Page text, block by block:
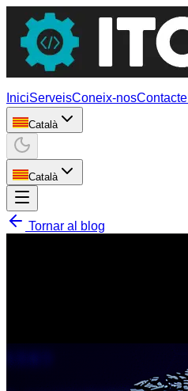
IniciServeisConeix-nosContacte
Català
Català
Tornar al blog